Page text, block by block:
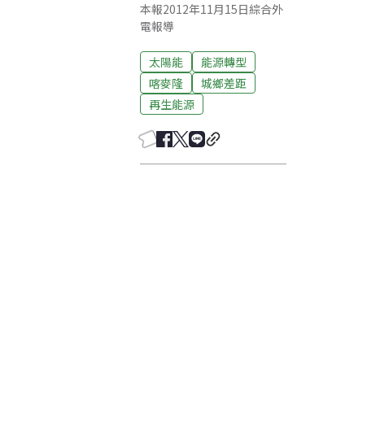
本報2012年11月15日綜合外
電報導
太陽能
能源轉型
喀麥隆
城鄉差距
再生能源